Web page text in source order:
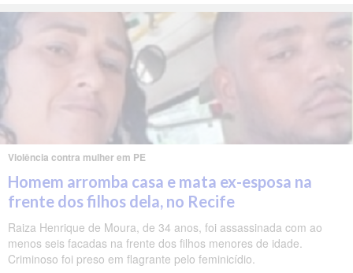
Violência contra mulher em PE
Homem arromba casa e mata ex-esposa na
frente dos filhos dela, no Recife
Raiza Henrique de Moura, de 34 anos, foi assassinada com ao
menos seis facadas na frente dos filhos menores de idade.
Criminoso foi preso em flagrante pelo feminicídio.